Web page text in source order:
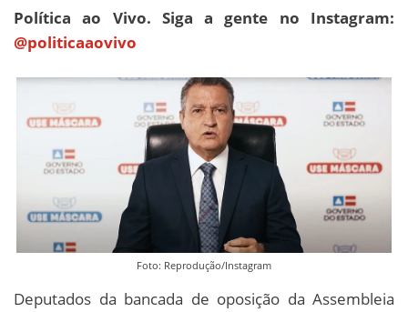
Política ao Vivo. Siga a gente no Instagram:
@politicaaovivo
Foto: Reprodução/Instagram
Deputados da bancada de oposição da Assembleia